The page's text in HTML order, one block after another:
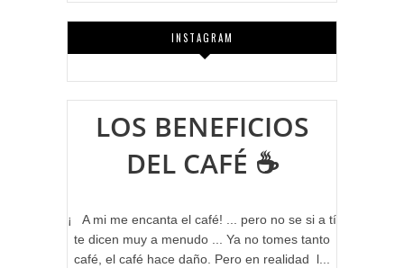
INSTAGRAM
LOS BENEFICIOS
DEL CAFÉ ☕
¡ A mi me encanta el café! ... pero no se si a tí
te dicen muy a menudo ... Ya no tomes tanto
café, el café hace daño. Pero en realidad l...